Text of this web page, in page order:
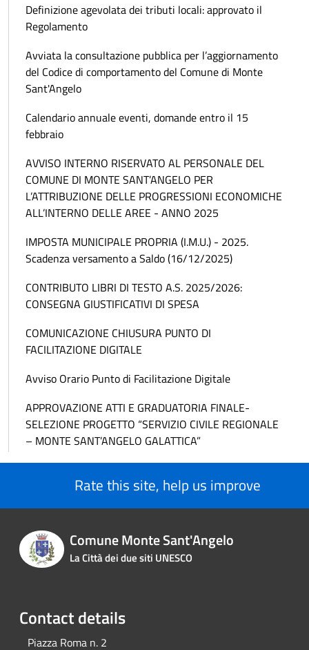
Definizione agevolata dei tributi locali: approvato il
Regolamento
Avviata la consultazione pubblica per l’aggiornamento
del Codice di comportamento del Comune di Monte
Sant'Angelo
Calendario annuale eventi, domande entro il 15
febbraio
AVVISO INTERNO RISERVATO AL PERSONALE DEL
COMUNE DI MONTE SANT’ANGELO PER
L’ATTRIBUZIONE DELLE PROGRESSIONI ECONOMICHE
ALL’INTERNO DELLE AREE - ANNO 2025
IMPOSTA MUNICIPALE PROPRIA (I.M.U.) - 2025.
Scadenza versamento a Saldo (16/12/2025)
CONTRIBUTO LIBRI DI TESTO A.S. 2025/2026:
CONSEGNA GIUSTIFICATIVI DI SPESA
COMUNICAZIONE CHIUSURA PUNTO DI
FACILITAZIONE DIGITALE
Avviso Orario Punto di Facilitazione Digitale
APPROVAZIONE ATTI E GRADUATORIA FINALE-
SELEZIONE PROGETTO “SERVIZIO CIVILE REGIONALE
– MONTE SANT’ANGELO GALATTICA”
Rate this site, help us improve
Comune Monte Sant'Angelo
La Città dei due siti UNESCO
Contact details
Piazza Roma n. 2